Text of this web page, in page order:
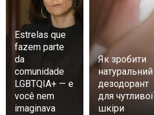
Estrelas que
fazem parte
da
comunidade
LGBTQIA+ — e
você nem
imaginava
Як зробити
натуральний
дезодорант
для чутливої
шкіри